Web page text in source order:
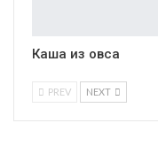
Каша из овса
PREV NEXT